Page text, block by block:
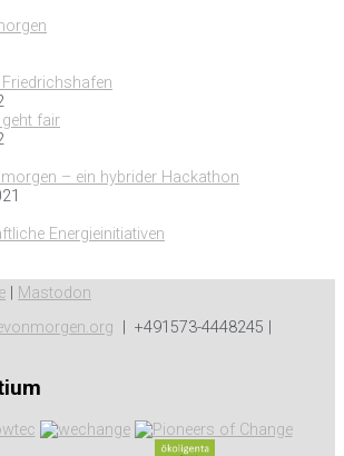
fair
– ein hybrider Hackathon
Energieinitiativen
Mastodon
| +491573-4448245 |